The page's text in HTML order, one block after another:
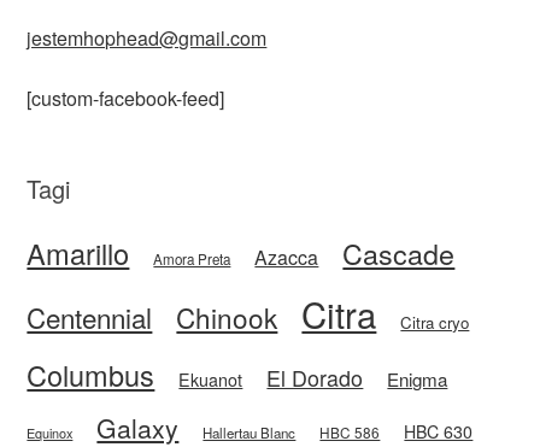
jestemhophead@gmail.com
[custom-facebook-feed]
Tagi
Amarillo Amora Preta Azacca Cascade
Centennial Chinook Citra Citra cryo
Columbus Ekuanot El Dorado Enigma
Equinox Galaxy Hallertau Blanc HBC 586 HBC 630